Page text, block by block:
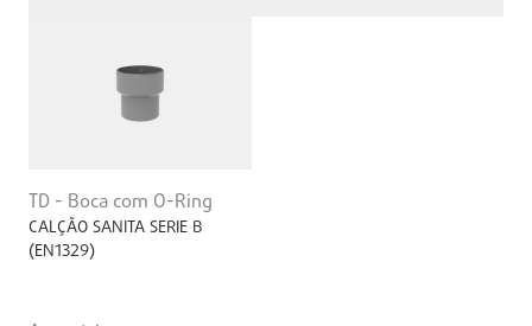
TD - Boca com O-Ring
CALÇÃO SANITA SERIE B
(EN1329)